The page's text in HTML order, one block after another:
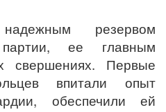
резервом
партии, ее главным
свершениях. Первые
впитали опыт
обеспечили ей